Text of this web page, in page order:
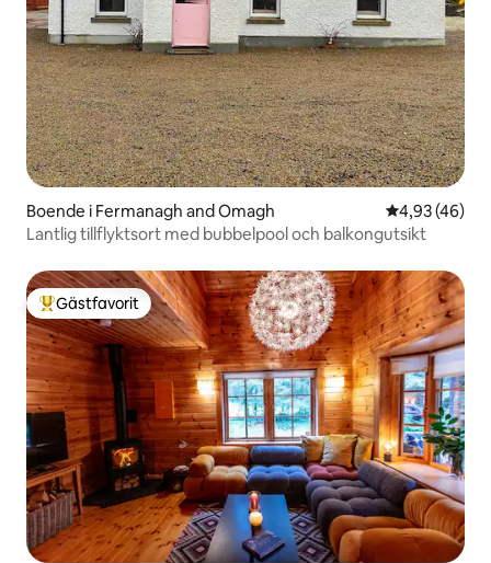
Boende i Fermanagh and Omagh 4,93 av 5 i
4,93 (46)
Lantlig tillflyktsort med bubbelpool och balkongutsikt
Populär gästfavorit
Gästfavorit